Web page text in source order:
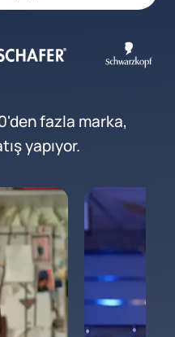
fazla marka,
yapıyor.